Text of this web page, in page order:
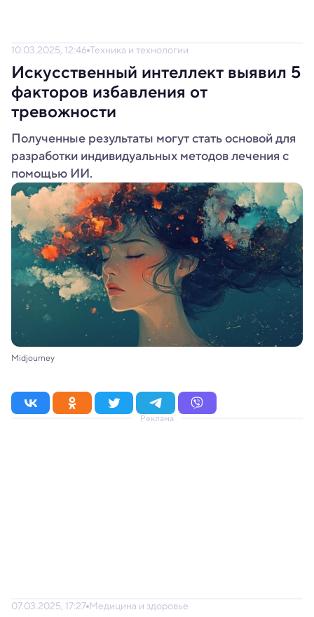
10.03.2025, 12:46 Техника и технологии
Искусственный интеллект выявил 5
факторов избавления от
тревожности
Полученные результаты могут стать основой для
разработки индивидуальных методов лечения с
помощью ИИ.
Midjourney
Реклама
07.03.2025, 17:27 Медицина и здоровье